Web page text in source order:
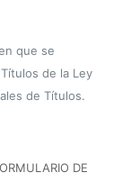
que se
de la Ley
de Títulos.
DE